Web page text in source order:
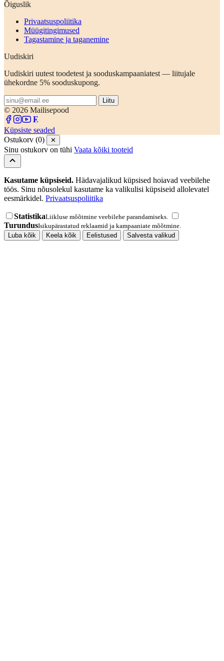
Õiguslik
Privaatsuspoliitika
Müügitingimused
Tagastamine ja taganemine
Uudiskiri
Uudiskiri uutest toodetest ja sooduskampaaniatest — liitujale
ühekordne 5% sooduskupong.
Liitu
© 2026 Mailisepood
Küpsiste seaded
Ostukorv (0)
✕
Sinu ostukorv on tühi Vaata kõiki tooteid
Kasutame küpsiseid. Hädavajalikud küpsised hoiavad veebilehe
töös. Sinu nõusolekul kasutame ka valikulisi küpsiseid allolevatel
eesmärkidel. Privaatsuspoliitika
StatistikaLiikluse mõõtmine veebilehe parandamiseks.
TurundusIsikupärastatud reklaamid ja kampaaniate mõõtmine.
Luba kõik
Keela kõik Eelistused Salvesta valikud